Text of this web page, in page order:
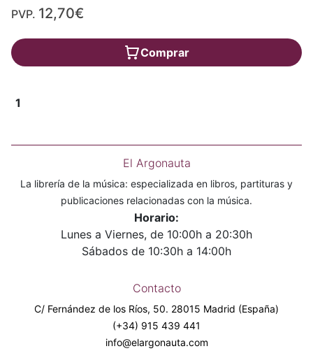
PVP. 12,70€
Comprar
1
El Argonauta
La librería de la música: especializada en libros, partituras y
publicaciones relacionadas con la música.
Horario:
Lunes a Viernes, de 10:00h a 20:30h
Sábados de 10:30h a 14:00h
Contacto
C/ Fernández de los Ríos, 50. 28015 Madrid (España)
(+34) 915 439 441
info@elargonauta.com